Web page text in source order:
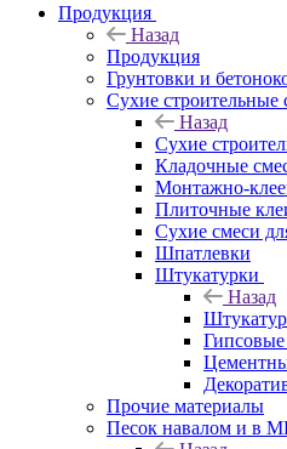
Продукция
Назад
Продукция
Грунтовки и
Сухие строительные
Назад
Сухие
Кладочные
Монтажно-
Плиточные
Сухие смеси
Шпатлевки
Штукатурки
Назад
Прочие материалы
Песок навалом и в